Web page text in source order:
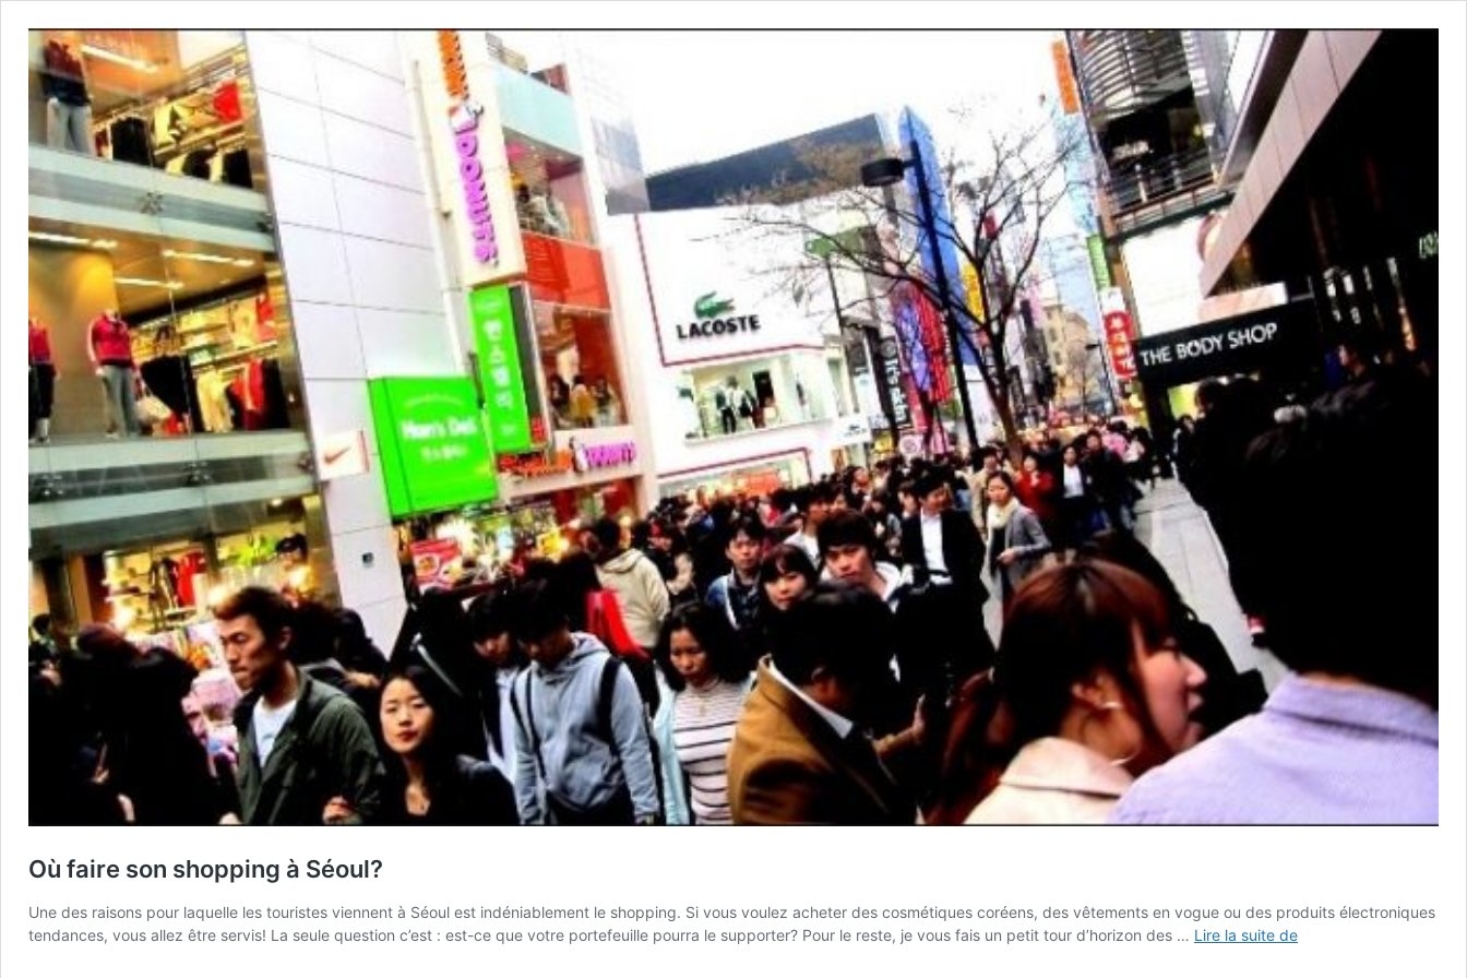
Où faire son shopping à Séoul?
Une des raisons pour laquelle les touristes viennent à Séoul est indéniablement le shopping. Si vous voulez acheter des cosmétiques coréens, des vêtements en vogue ou des produits électroniques
tendances, vous allez être servis! La seule question c’est : est-ce que votre portefeuille pourra le supporter? Pour le reste, je vous fais un petit tour d’horizon des … Lire la suite deOù